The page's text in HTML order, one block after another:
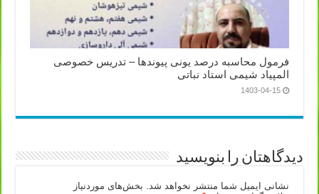
فرمول محاسبه درصد یونی پیوندها – تدریس خصوصی
المپیاد شیمی استاد نباتی
1403-04-15
دیدگاهتان را بنویسید
نشانی ایمیل شما منتشر نخواهد شد. بخش‌های موردنیاز